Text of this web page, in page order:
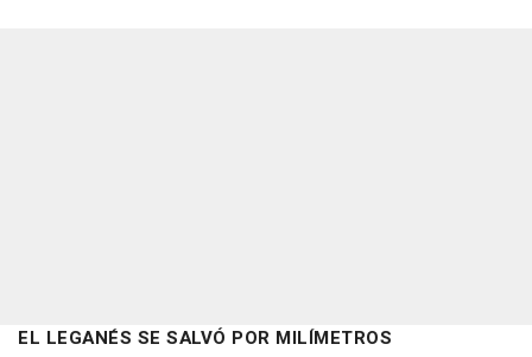
EL LEGANÉS SE SALVÓ POR MILÍMETROS